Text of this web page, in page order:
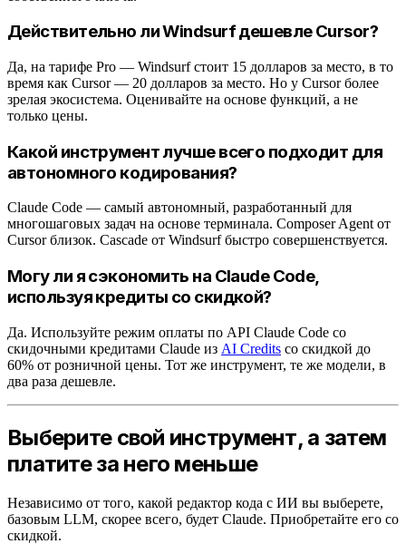
Действительно ли Windsurf дешевле Cursor?
Да, на тарифе Pro — Windsurf стоит 15 долларов за место, в то
время как Cursor — 20 долларов за место. Но у Cursor более
зрелая экосистема. Оценивайте на основе функций, а не
только цены.
Какой инструмент лучше всего подходит для
автономного кодирования?
Claude Code — самый автономный, разработанный для
многошаговых задач на основе терминала. Composer Agent от
Cursor близок. Cascade от Windsurf быстро совершенствуется.
Могу ли я сэкономить на Claude Code,
используя кредиты со скидкой?
Да. Используйте режим оплаты по API Claude Code со
скидочными кредитами Claude из AI Credits со скидкой до
60% от розничной цены. Тот же инструмент, те же модели, в
два раза дешевле.
Выберите свой инструмент, а затем
платите за него меньше
Независимо от того, какой редактор кода с ИИ вы выберете,
базовым LLM, скорее всего, будет Claude. Приобретайте его со
скидкой.